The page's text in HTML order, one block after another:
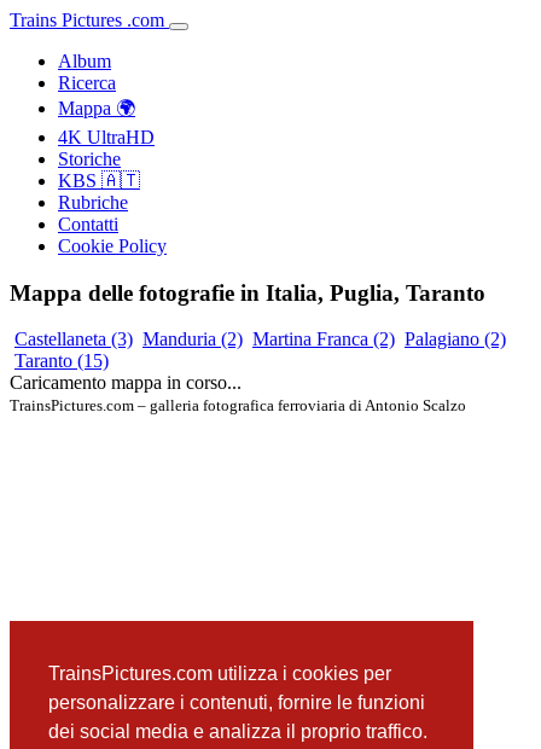
TrainsPictures.com utilizza i cookies per
personalizzare i contenuti, fornire le funzioni
dei social media e analizza il proprio traffico.
Trains Pictures .com
Album
Ricerca
Mappa 🌍
4K UltraHD
Storiche
KBS 🇦🇹
Rubriche
Contatti
Cookie Policy
Mappa delle fotografie in Italia, Puglia, Taranto
Castellaneta (3) Manduria (2) Martina Franca (2) Palagiano (2)
Taranto (15)
Caricamento mappa in corso...
TrainsPictures.com – galleria fotografica ferroviaria di Antonio Scalzo